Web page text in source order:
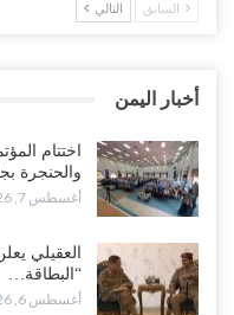
“حضرموت“| في تصعيد غير
للسعودية بشأن النفط..!
أغسطس 6, 2026
الرئاسي مرحلة التفكك
أغسطس 5, 2026
السابق التالي
أخبار اليمن
اختتام
والحنجرة
أغسطس 7, 2026
العقيلي
“البطاقة…
أغسطس 6, 2026